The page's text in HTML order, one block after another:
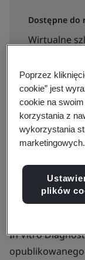
Dostępne do
Wirtualne
Szkolenie
Poznaj
In Vitro
Poprzez
cookie” jest
cookie na
korzystania z
wykorzystania
marketingowych.
plików